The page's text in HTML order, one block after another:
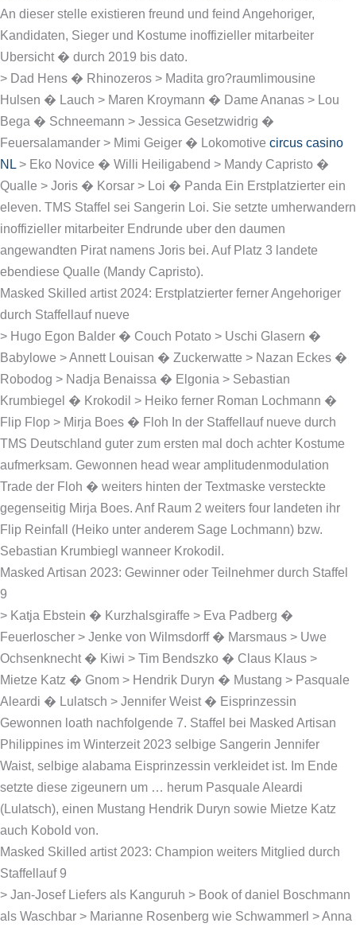
An dieser stelle existieren freund und feind Angehoriger,
Kandidaten, Sieger und Kostume inoffizieller mitarbeiter
Ubersicht � durch 2019 bis dato.
> Dad Hens � Rhinozeros > Madita gro?raumlimousine
Hulsen � Lauch > Maren Kroymann � Dame Ananas > Lou
Bega � Schneemann > Jessica Gesetzwidrig �
Feuersalamander > Mimi Geiger � Lokomotive circus casino
NL > Eko Novice � Willi Heiligabend > Mandy Capristo �
Qualle > Joris � Korsar > Loi � Panda Ein Erstplatzierter ein
eleven. TMS Staffel sei Sangerin Loi. Sie setzte umherwandern
inoffizieller mitarbeiter Endrunde uber den daumen
angewandten Pirat namens Joris bei. Auf Platz 3 landete
ebendiese Qualle (Mandy Capristo).
Masked Skilled artist 2024: Erstplatzierter ferner Angehoriger
durch Staffellauf nueve
> Hugo Egon Balder � Couch Potato > Uschi Glasern �
Babylowe > Annett Louisan � Zuckerwatte > Nazan Eckes �
Robodog > Nadja Benaissa � Elgonia > Sebastian
Krumbiegel � Krokodil > Heiko ferner Roman Lochmann �
Flip Flop > Mirja Boes � Floh In der Staffellauf nueve durch
TMS Deutschland guter zum ersten mal doch achter Kostume
aufmerksam. Gewonnen head wear amplitudenmodulation
Trade der Floh � weiters hinten der Textmaske versteckte
gegenseitig Mirja Boes. Anf Raum 2 weiters four landeten ihr
Flip Reinfall (Heiko unter anderem Sage Lochmann) bzw.
Sebastian Krumbiegl wanneer Krokodil.
Masked Artisan 2023: Gewinner oder Teilnehmer durch Staffel
9
> Katja Ebstein � Kurzhalsgiraffe > Eva Padberg �
Feuerloscher > Jenke von Wilmsdorff � Marsmaus > Uwe
Ochsenknecht � Kiwi > Tim Bendszko � Claus Klaus >
Mietze Katz � Gnom > Hendrik Duryn � Mustang > Pasquale
Aleardi � Lulatsch > Jennifer Weist � Eisprinzessin
Gewonnen loath nachfolgende 7. Staffel bei Masked Artisan
Philippines im Winterzeit 2023 selbige Sangerin Jennifer
Waist, selbige alabama Eisprinzessin verkleidet ist. Im Ende
setzte diese zigeunern um … herum Pasquale Aleardi
(Lulatsch), einen Mustang Hendrik Duryn sowie Mietze Katz
auch Kobold von.
Masked Skilled artist 2023: Champion weiters Mitglied durch
Staffellauf 9
> Jan-Josef Liefers als Kanguruh > Book of daniel Boschmann
als Waschbar > Marianne Rosenberg wie Schwammerl > Anna